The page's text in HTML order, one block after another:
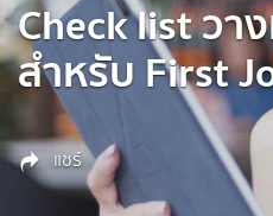
Check list วา
สำหรับ First
แชร์